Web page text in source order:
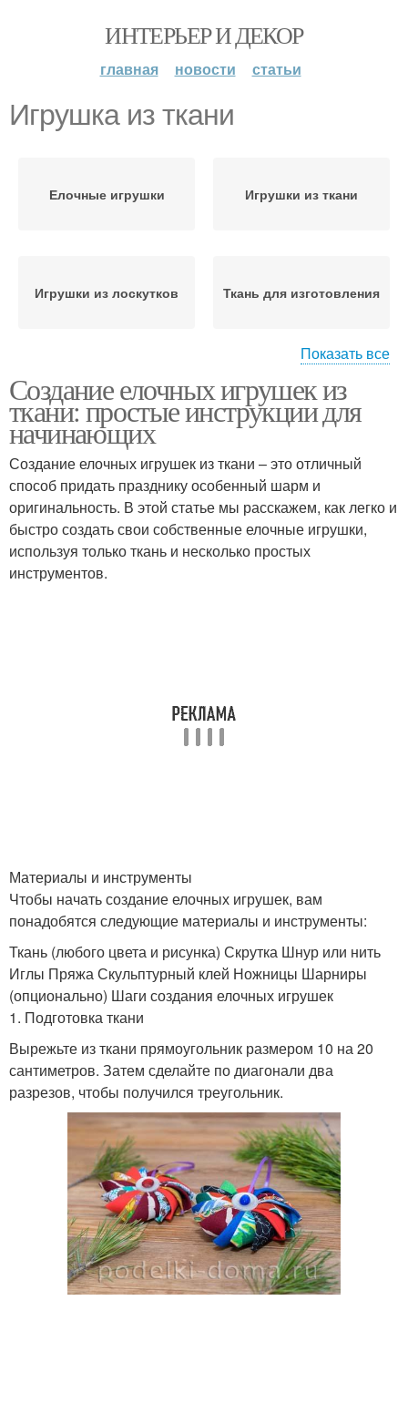
ИНТЕРЬЕР И ДЕКОР
главная новости статьи
Игрушка из ткани
Елочные игрушки Игрушки из ткани
Игрушки из лоскутков Ткань для изготовления
„новогодняя игрушка Игрушка в виде
Елочная игрушка Новогодние игрушки
Медальон из ткани
игрушка
Игрушки из фетра
Колокольчик из
хлопчатобумажной
ткани
Игрушки в технике Игрушки с кружевом
Шары из ткани Игрушки из флиса
Игрушки из кружева Цветок из ткани
Показать все
Создание елочных игрушек из
ткани: простые инструкции для
начинающих
Создание елочных игрушек из ткани – это отличный
способ придать празднику особенный шарм и
оригинальность. В этой статье мы расскажем, как легко и
быстро создать свои собственные елочные игрушки,
используя только ткань и несколько простых
инструментов.
Материалы и инструменты
Чтобы начать создание елочных игрушек, вам
понадобятся следующие материалы и инструменты:
Ткань (любого цвета и рисунка) Скрутка Шнур или нить
Иглы Пряжа Скульптурный клей Ножницы Шарниры
(опционально) Шаги создания елочных игрушек
1. Подготовка ткани
Вырежьте из ткани прямоугольник размером 10 на 20
сантиметров. Затем сделайте по диагонали два
разрезов, чтобы получился треугольник.